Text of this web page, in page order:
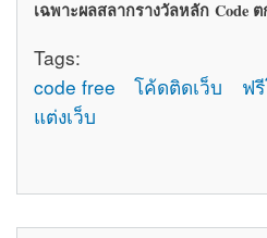
เฉพาะผลสลากรางวัลหลัก Code ต
Tags:
code free
โค้ดติดเว็บ ฟ
แต่งเว็บ
about โค้ดติดเว็บฟรี html โค้ด